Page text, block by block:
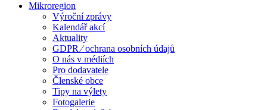
Mikroregion
Výroční zprávy
Kalendář akcí
Aktuality
GDPR ⁄ ochrana osobních údajů
O nás v médiích
Pro dodavatele
Členské obce
Tipy na výlety
Fotogalerie